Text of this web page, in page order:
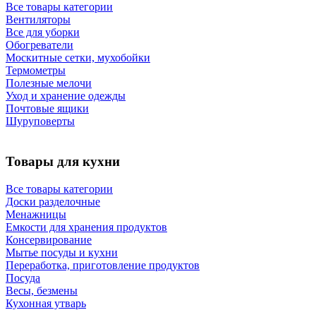
Все товары категории
Вентиляторы
Все для уборки
Обогреватели
Москитные сетки, мухобойки
Термометры
Полезные мелочи
Уход и хранение одежды
Почтовые ящики
Шуруповерты
Товары для кухни
Все товары категории
Доски разделочные
Менажницы
Емкости для хранения продуктов
Консервирование
Мытье посуды и кухни
Переработка, приготовление продуктов
Посуда
Весы, безмены
Кухонная утварь